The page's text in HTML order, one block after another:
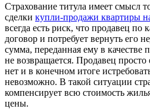
Страхование титула имеет смысл
сделки купли-продажи квартиры
всегда есть риск, что продавец по
договор и потребует вернуть его
сумма, переданная ему в качестве
не возвращается. Продавец просто
нет и в конечном итоге
невозможно. В такой ситуации
компенсирует всю стоимость
цены.